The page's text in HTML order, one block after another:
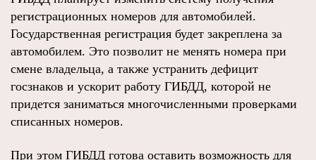
регистрационных номеров для автомобилей.
Государственная регистрация будет закреплена за
автомобилем. Это позволит не менять номера при
смене владельца, а также устранить дефицит
госзнаков и ускорит работу ГИБДД, которой не
придется заниматься многочисленными проверками
списанных номеров.
При этом ГИБДД готова оставить возможность для